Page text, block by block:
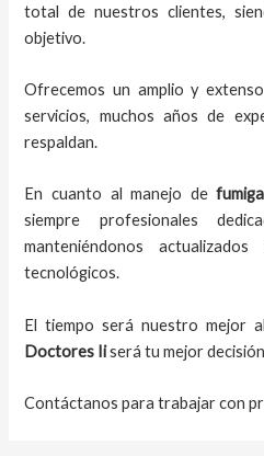
total de nuestros clientes,
objetivo.
Ofrecemos un amplio y
servicios, muchos años de
respaldan.
En cuanto almanejo de
siempre profesionales
manteniéndonos
tecnológicos.
El tiempo será nuestro mejor
Doctores Iiserá tu mejor
Contáctanos para trabajar con